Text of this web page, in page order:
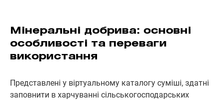
Мінеральні добрива: основні
особливості та переваги
використання
Представлені у віртуальному каталогу суміші, здатні
заповнити в харчуванні сільськогосподарських